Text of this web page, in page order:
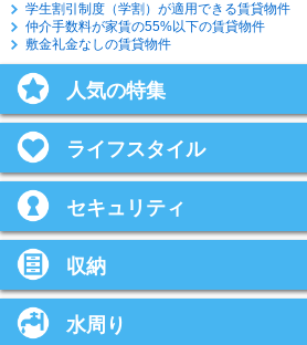
学生割引制度（学割）が適用できる賃貸物件
仲介手数料が家賃の55%以下の賃貸物件
敷金礼金なしの賃貸物件
人気の特集
ライフスタイル
セキュリティ
収納
水周り